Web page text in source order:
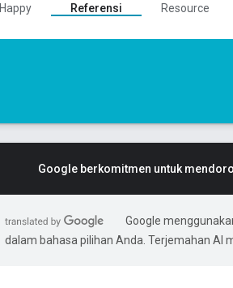
Happy Referensi
Resource
Google berkomitmen untuk
Google
dalam bahasa pilihan Anda. Terjemahan AI